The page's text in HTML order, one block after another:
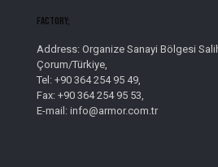
Factory;
Address: Organize Sanayi Bölgesi
Çorum/Türkiye,
Tel: +90 364 254 95 49,
Fax: +90 364 254 95 53,
E-mail: info@armor.com.tr